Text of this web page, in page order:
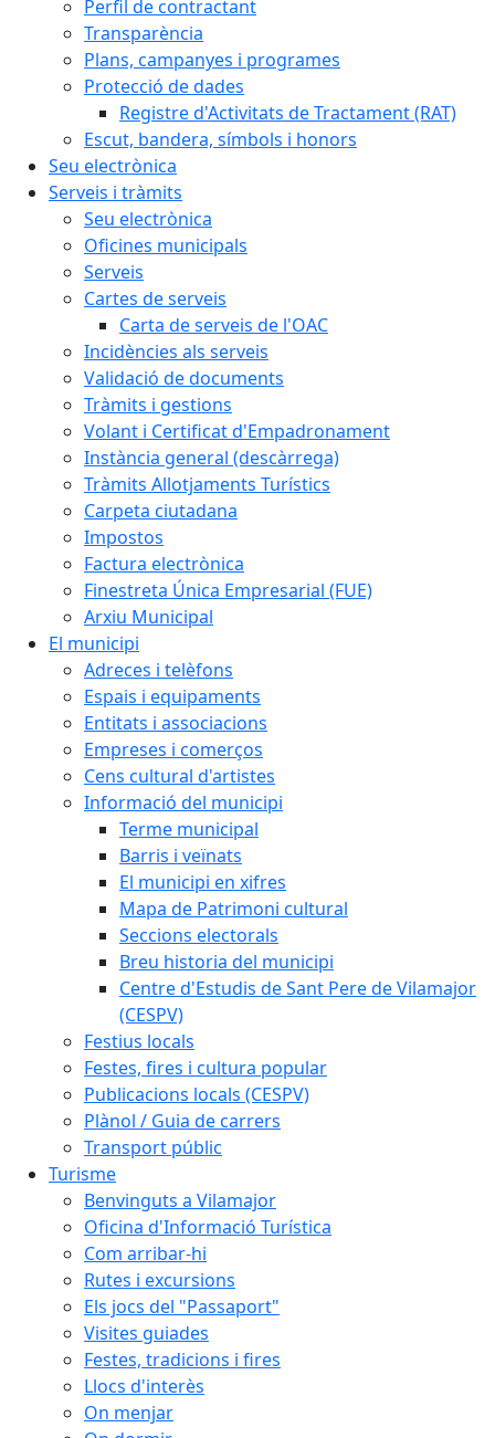
Perfil de contractant
Transparència
Plans, campanyes i programes
Protecció de dades
Registre d'Activitats de Tractament (RAT)
Escut, bandera, símbols i honors
Seu electrònica
Serveis i tràmits
Seu electrònica
Oficines municipals
Serveis
Cartes de serveis
Carta de serveis de l'OAC
Incidències als serveis
Validació de documents
Tràmits i gestions
Volant i Certificat d'Empadronament
Instància general (descàrrega)
Tràmits Allotjaments Turístics
Carpeta ciutadana
Impostos
Factura electrònica
Finestreta Única Empresarial (FUE)
Arxiu Municipal
El municipi
Adreces i telèfons
Espais i equipaments
Entitats i associacions
Empreses i comerços
Cens cultural d'artistes
Informació del municipi
Terme municipal
Barris i veïnats
El municipi en xifres
Mapa de Patrimoni cultural
Seccions electorals
Breu historia del municipi
Centre d'Estudis de Sant Pere de Vilamajor
(CESPV)
Festius locals
Festes, fires i cultura popular
Publicacions locals (CESPV)
Plànol / Guia de carrers
Transport públic
Turisme
Benvinguts a Vilamajor
Oficina d'Informació Turística
Com arribar-hi
Rutes i excursions
Els jocs del "Passaport"
Visites guiades
Festes, tradicions i fires
Llocs d'interès
On menjar